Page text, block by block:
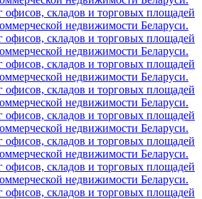
офисов, складов и торговых площадей
недвижимости Беларуси.
офисов, складов и торговых площадей
недвижимости Беларуси.
офисов, складов и торговых площадей
недвижимости Беларуси.
офисов, складов и торговых площадей
недвижимости Беларуси.
офисов, складов и торговых площадей
недвижимости Беларуси.
офисов, складов и торговых площадей
недвижимости Беларуси.
офисов, складов и торговых площадей
недвижимости Беларуси.
офисов, складов и торговых площадей